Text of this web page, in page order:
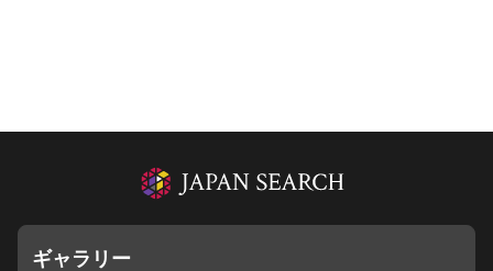
ギャラリー